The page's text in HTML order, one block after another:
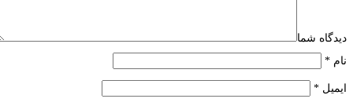
دیدگاه شما
نام *
ایمیل *